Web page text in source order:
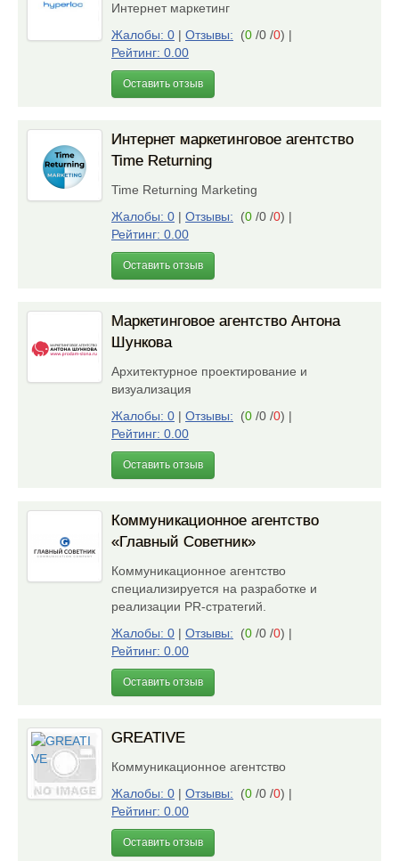
Интернет маркетинг
Жалобы: 0 | Отзывы: (0 /0 /0) |
Рейтинг: 0.00
Оставить отзыв
Интернет маркетинговое агентство
Time Returning
Time Returning Marketing
Жалобы: 0 | Отзывы: (0 /0 /0) |
Рейтинг: 0.00
Оставить отзыв
Маркетинговое агентство Антона
Шункова
Архитектурное проектирование и
визуализация
Жалобы: 0 | Отзывы: (0 /0 /0) |
Рейтинг: 0.00
Оставить отзыв
Коммуникационное агентство
«Главный Советник»
Коммуникационное агентство
специализируется на разработке и
реализации PR-стратегий.
Жалобы: 0 | Отзывы: (0 /0 /0) |
Рейтинг: 0.00
Оставить отзыв
GREATIVE
Коммуникационное агентство
Жалобы: 0 | Отзывы: (0 /0 /0) |
Рейтинг: 0.00
Оставить отзыв